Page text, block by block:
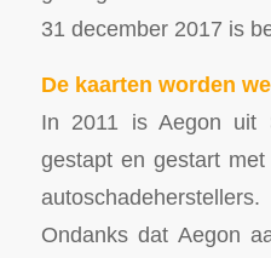
31 december 2017 is
De kaarten worden
In 2011 is Aegon uit
gestapt en gestart
autoschadeherstellers.
Ondanks dat Aegon